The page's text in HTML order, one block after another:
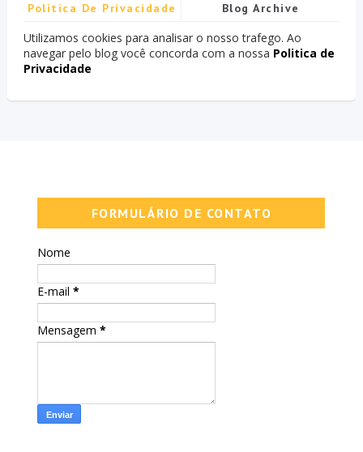
Politica De Privacidade Blog Archive
Utilizamos cookies para analisar o nosso trafego. Ao
navegar pelo blog você concorda com a nossa Politica de
Privacidade
FORMULÁRIO DE CONTATO
Nome
E-mail*
Mensagem*